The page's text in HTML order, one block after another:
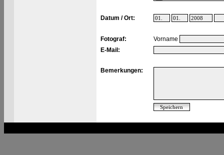
Datum / Ort:
Fotograf:
Vorname
E-Mail:
Bemerkungen: